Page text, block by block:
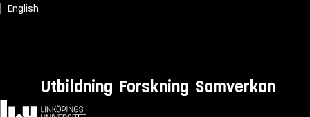
English
Utbildning Forskning Samverkan
Hem